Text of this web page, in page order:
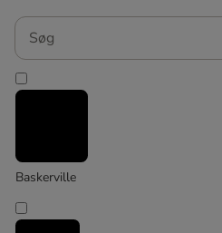
Trixie
Alle hundeseler
Alle hundehalsbånd
Lædersnor
Læderhalsbånd
Nylonhalsbånd
Søg
Baskerville